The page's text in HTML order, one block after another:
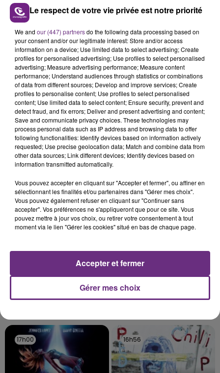
FIL D'ACTU
11h37
LA CENTRALE NUCLÉAIRE DE CHOOZ
TOUJOURS À L'ARRÊT
Cela fait déjà une semaine que la centrale
nucléaire ardennaise est à l'arrêt. Une situation
justifiée par la sécheresse intense qui est toujours
présente.
LE MAGASIN JOUÉCLUB DE REIMS FERME
C'était l'une des institutions du centre-ville
rémois. Le magasin JouéClub est contraint de
fermer ses portes.
17h00
17h00 16h56
16h56
Le respect de votre vie privée est notre priorité
We and our (447) partnersdo the following data processing based on
your consent and/or our legitimate interest: Store and/or access
information on a device; Use limited data to select advertising; Create
profiles for personalised advertising; Use profiles to select personalised
advertising; Measure advertising performance; Measure content
performance; Understand audiences through statistics or combinations
of data from different sources; Develop and improve services; Create
profiles to personalise content; Use profiles to select personalised
content; Use limited data to select content; Ensure security, prevent and
detect fraud, and fix errors; Deliver and present advertising and content;
Save and communicate privacy choices. These technologies may
process personal data such as IP address and browsing data to offer
following functionalities: Identify devices based on information actively
requested; Use precise geolocation data; Match and combine data from
other data sources; Link different devices; Identify devices based on
information transmitted automatically.
Vous pouvez accepter en cliquant sur "Accepter et fermer", ou affiner en
sélectionnant les finalités et/ou partenaires dans "Gérer mes choix".
Vous pouvez également refuser en cliquant sur "Continuer sans
accepter". Vos préférences ne s'appliqueront que pour ce site. Vous
pouvez mettre à jour vos choix, ou retirer votre consentement à tout
moment via le lien "Gérer les cookies" situé en bas de chaque page.
Gérer mes choix
Accepter et fermer